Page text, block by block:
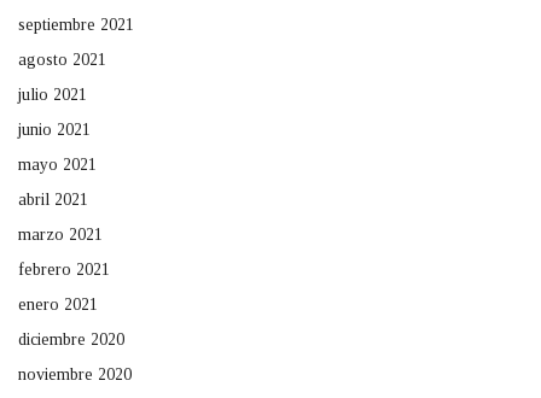
septiembre 2021
agosto 2021
julio 2021
junio 2021
mayo 2021
abril 2021
marzo 2021
febrero 2021
enero 2021
diciembre 2020
noviembre 2020